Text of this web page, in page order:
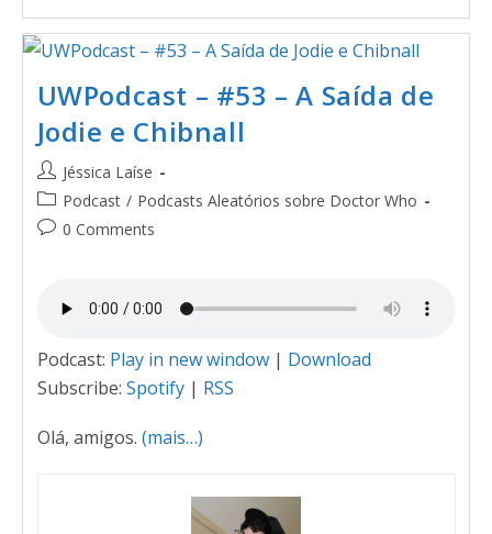
UWPodcast – #53 – A Saída de
Jodie e Chibnall
Jéssica Laíse
Podcast / Podcasts Aleatórios sobre Doctor Who
0 Comments
Podcast: Play in new window| Download
Subscribe: Spotify| RSS
Olá, amigos. (mais…)